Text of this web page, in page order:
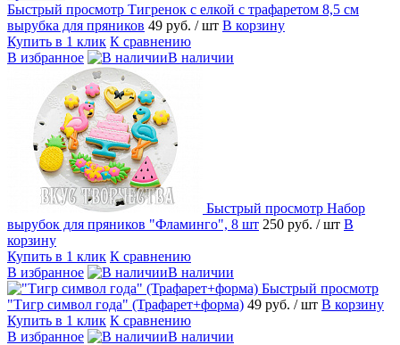
Быстрый просмотр Тигренок с елкой с трафаретом 8,5 см
вырубка для пряников 49 руб. / шт В корзину
Купить в 1 клик К сравнению
В избранное
В наличии
Быстрый просмотр Набор
вырубок для пряников "Фламинго", 8 шт 250 руб. / шт В
корзину
Купить в 1 клик К сравнению
В избранное
В наличии
Быстрый просмотр
"Тигр символ года" (Трафарет+форма) 49 руб. / шт В корзину
Купить в 1 клик К сравнению
В избранное
В наличии